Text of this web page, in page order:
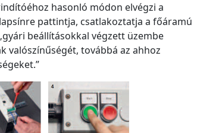
hasonló módon elvégzi a
pattintja, csatlakoztatja a főáramú
beállításokkal végzett üzembe
valószínűségét, továbbá az ahhoz